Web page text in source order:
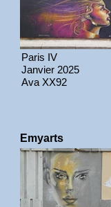
Paris IV
Janvier 2025
Ava XX92
Emyarts